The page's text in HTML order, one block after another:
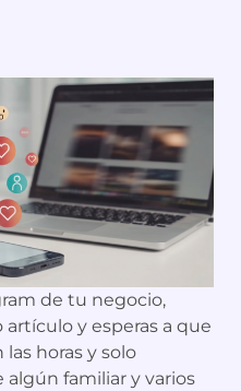
de tu negocio,
y esperas a que
las horas y solo
familiar y varios